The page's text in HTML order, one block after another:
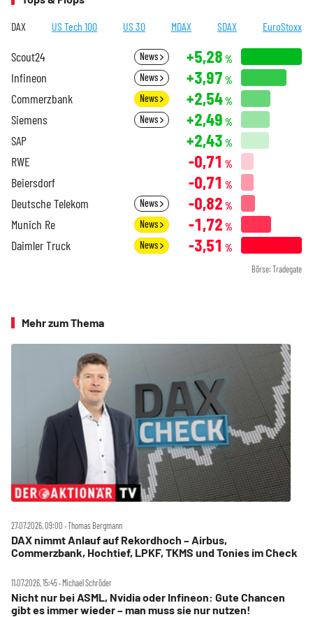
DAX US Tech 100 US 30 MDAX SDAX EuroStoxx
Scout24 News +5,28 %
Infineon News +3,97 %
Commerzbank News +2,54%
Siemens News +2,49 %
SAP +2,43 %
RWE -0,71 %
Beiersdorf -0,71 %
Deutsche Telekom News -0,82 %
Munich Re News -1,72 %
Daimler Truck News -3,51 %
Börse: Tradegate
Mehr zum Thema
27.07.2026, 09:00 ‧ Thomas Bergmann
DAX nimmt Anlauf auf Rekordhoch – Airbus,
Commerzbank, Hochtief, LPKF, TKMS und Tonies im Check
11.07.2026, 15:45 ‧ Michael Schröder
Nicht nur bei ASML, Nvidia oder Infineon: Gute Chancen
gibt es immer wieder – man muss sie nur nutzen!